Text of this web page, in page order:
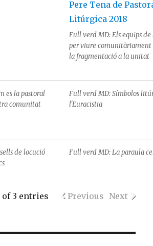
Full verd MD: Els equips
per viure comunitàriament
la fragmentació a la unitat
es la pastoral
comunitat
Full verd MD: Símbolos
l'Euracistia
de locució
Full verd MD: La paraula
of 3 entries Previous Next